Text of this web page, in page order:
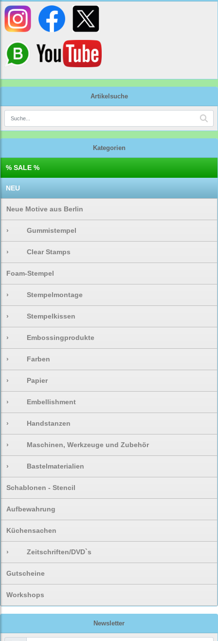
Artikelsuche
Kategorien
% SALE %
NEU
Neue Motive aus Berlin
› Gummistempel
› Clear Stamps
Foam-Stempel
› Stempelmontage
› Stempelkissen
› Embossingprodukte
› Farben
› Papier
› Embellishment
› Handstanzen
› Maschinen, Werkzeuge und Zubehör
› Bastelmaterialien
Schablonen - Stencil
Aufbewahrung
Küchensachen
› Zeitschriften/DVD`s
Gutscheine
Workshops
Newsletter